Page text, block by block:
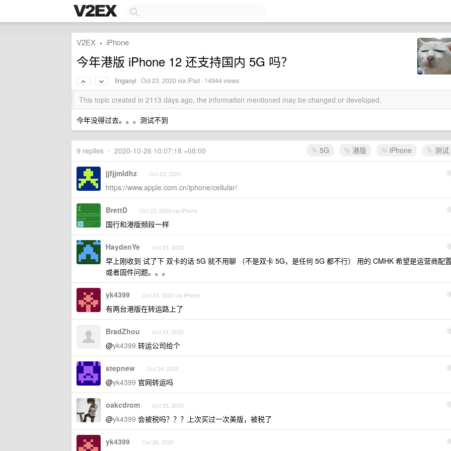
V2EX › iPhone
今年港版 iPhone 12 还支持国内 5G 吗？
lingaoyi ·Oct 23, 2020via iPad · 14944 views
This topic created in 2113 days ago, the information mentioned may be changed or developed.
今年没得过去。。。测试不到
5G 港版 iPhone 测试
9 replies • 2020-10-26 10:07:18 +08:00
1
jjfjjmldhz Oct 23, 2020
https://www.apple.com.cn/iphone/cellular/
2
BrettD Oct 23, 2020 via iPhone
国行和港版频段一样
3
HaydenYe Oct 23, 2020
早上刚收到 试了下 双卡的话 5G 就不用聊 （不是双卡 5G，是任何 5G 都不行） 用的 CMHK 希望是运营商配置
或者固件问题。。。
4
yk4399 Oct 23, 2020 via iPhone
有两台港版在转运路上了
5
BradZhou Oct 24, 2020
@yk4399 转运公司给个
6
stepnew Oct 24, 2020
@yk4399 官网转运吗
7
oakcdrom Oct 25, 2020
@yk4399 会被税吗？？？上次买过一次美版，被税了
8
yk4399 Oct 26, 2020